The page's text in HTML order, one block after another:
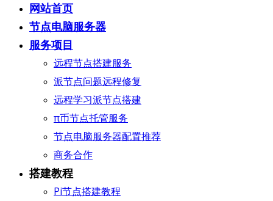
网站首页
节点电脑服务器
服务项目
远程节点搭建服务
派节点问题远程修复
远程学习派节点搭建
π币节点托管服务
节点电脑服务器配置推荐
商务合作
搭建教程
Pi节点搭建教程